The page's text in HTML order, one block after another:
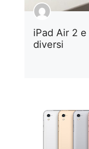
iPad Air 2
diversi